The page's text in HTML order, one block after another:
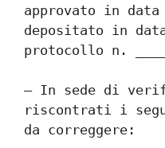
approvato in data
depositato in data
protocollo n.
– In sede di
riscontrati i
da correggere: